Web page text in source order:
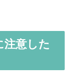
注意した